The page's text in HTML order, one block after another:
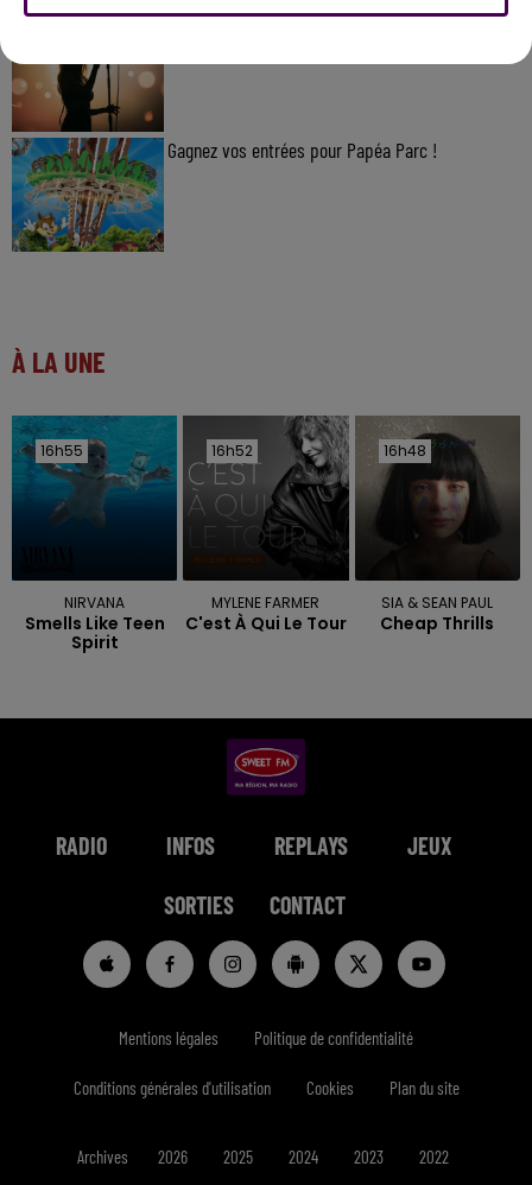
Gagnez vos entrées pour Papéa Parc !
À LA UNE
16h55
16h55
NIRVANA
Smells Like Teen
Spirit
16h52
16h52
MYLENE FARMER
C'est À Qui Le Tour
16h48
16h48
SIA & SEAN PAUL
Cheap Thrills
RADIO INFOS REPLAYS JEUX
SORTIES CONTACT
Mentions légales Politique de confidentialité
Conditions générales d'utilisation Cookies Plan du site
Archives 2026 2025 2024 2023 2022